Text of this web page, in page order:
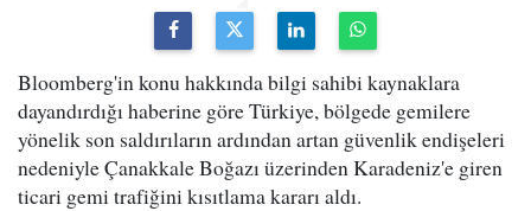
Bloomberg'in konu hakkında bilgi sahibi kaynaklara
dayandırdığı haberine göre Türkiye, bölgede gemilere
yönelik son saldırıların ardından artan güvenlik endişeleri
nedeniyle Çanakkale Boğazı üzerinden Karadeniz'e giren
ticari gemi trafiğini kısıtlama kararı aldı.